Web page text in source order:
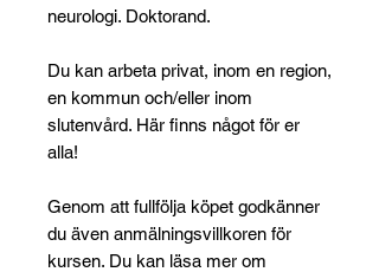
neurologi. Doktorand.
Du kan arbeta privat, inom en region,
en kommun och/eller inom
slutenvård. Här finns något för er
alla!
Genom att fullfölja köpet godkänner
du även anmälningsvillkoren för
kursen. Du kan läsa mer om